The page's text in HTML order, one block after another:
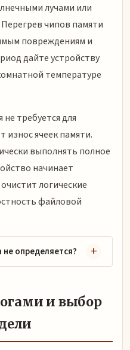
лучами или
чипов памяти
повреждениям и
дайте устройству
температуре
требуется для
износ ячеек памяти.
выполнять полное
начинает
логические
файловой
определяется?
и выбор